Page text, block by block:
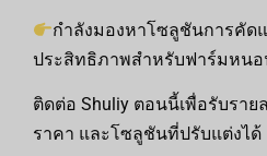
กำลังมองหาโซลูชันการคัด
ประสิทธิภาพสำหรับฟาร์มหน
ติดต่อ Shuliy ตอนนี้เพื่อรับราย
ราคา และโซลูชันที่ปรับแต่งได้